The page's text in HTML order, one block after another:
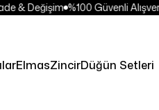
& Değişim %100 Güvenli Alışveriş
ElmasZincirDüğün Setleri